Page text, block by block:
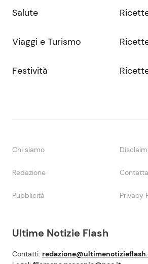
Ultime Notizie Flash
Contatti:
Salute
Viaggi e Turismo
Festività
Chi siamo
Redazione
Pubblicità Privacy